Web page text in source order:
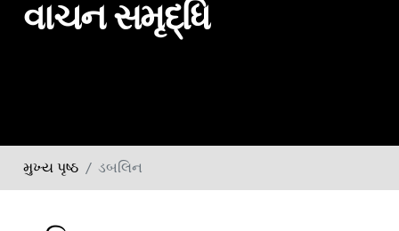
વાચન સમૃદ્ધિ
મુખ્ય પૃષ્ઠ ડબલિન